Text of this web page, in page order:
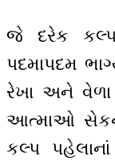
જે દરેક
પદમાપદમ
રેખા અને
આત્માઓ
કલ્પ